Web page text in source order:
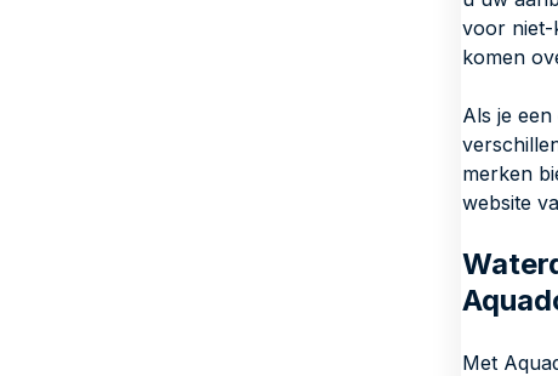
voor niet-
komen
Als je
merken
website
Met